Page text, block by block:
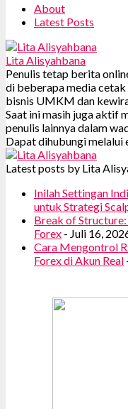
About
Latest Posts
Lita Alisyahbana
Penulis tetap berita
di beberapa media
bisnis UMKM dan
Saat ini masih juga aktif
penulis lainnya dalam
Dapat dihubungi melalui
Latest posts by Lita
Inilah Settingan
untuk Strategi
Break of
Forex - Juli 16,
Cara Mengontrol
Forex di Akun Real